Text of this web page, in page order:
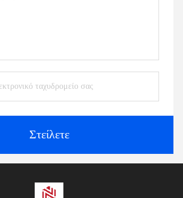
Στείλετε